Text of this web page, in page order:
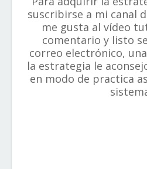
suscribirse a mi canal
me gusta al vídeo
comentario y listo
correo electrónico,
la estrategia le
en modo de practica